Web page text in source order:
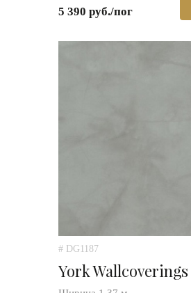
5 390 руб./пог
# DG1187
York Wallcoverings